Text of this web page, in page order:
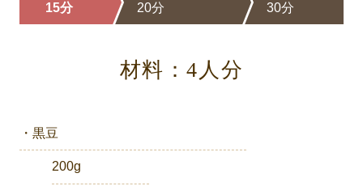
15分
20分
30分
材料：4人分
・黒豆
200g